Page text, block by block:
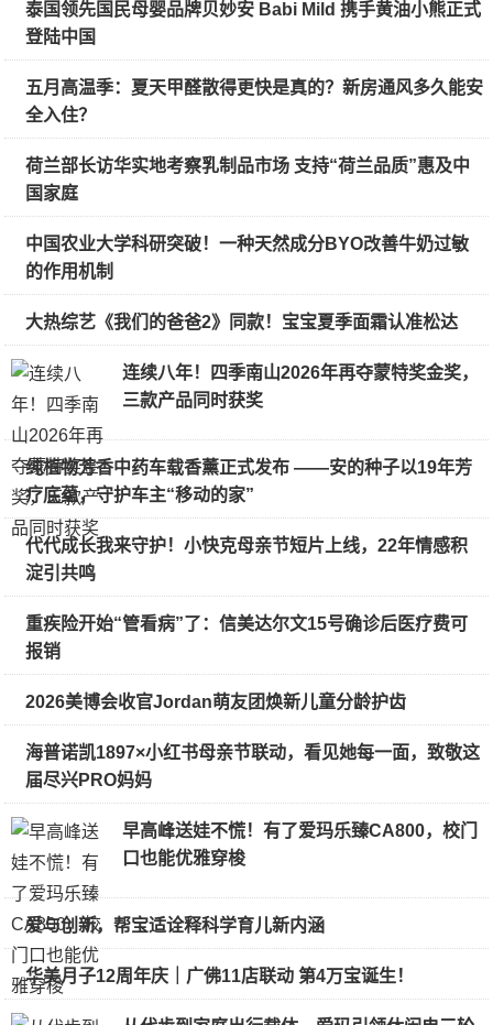
泰国领先国民母婴品牌贝妙安 Babi Mild 携手黄油小熊正式
登陆中国
五月高温季：夏天甲醛散得更快是真的？新房通风多久能安
全入住？
荷兰部长访华实地考察乳制品市场 支持“荷兰品质”惠及中
国家庭
中国农业大学科研突破！一种天然成分BYO改善牛奶过敏
的作用机制
大热综艺《我们的爸爸2》同款！宝宝夏季面霜认准松达
连续八年！四季南山2026年再夺蒙特奖金奖，
三款产品同时获奖
纯植物芳香中药车载香薰正式发布 ——安的种子以19年芳
疗底蕴，守护车主“移动的家”
代代成长我来守护！小快克母亲节短片上线，22年情感积
淀引共鸣
重疾险开始“管看病”了：信美达尔文15号确诊后医疗费可
报销
2026美博会收官Jordan萌友团焕新儿童分龄护齿
海普诺凯1897×小红书母亲节联动，看见她每一面，致敬这
届尽兴PRO妈妈
早高峰送娃不慌！有了爱玛乐臻CA800，校门
口也能优雅穿梭
爱与创新，帮宝适诠释科学育儿新内涵
华美月子12周年庆｜广佛11店联动 第4万宝诞生！